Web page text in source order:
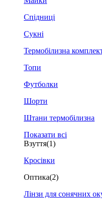
Спідниці
Сукні
Термобілизна
Топи
Футболки
Шорти
Штани термобілизна
Показати всі
Взуття(1)
Кросівки
Оптика(2)
Лінзи для сонячних